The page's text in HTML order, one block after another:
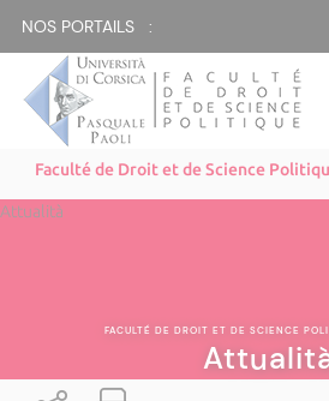
NOS PORTAILS :
Faculté de Droit et de Science
Attualità
FACULTÉ DE DROIT ET DE SCIENCE